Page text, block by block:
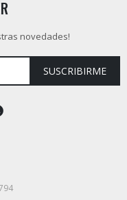
novedades!
SUSCRIBIRME